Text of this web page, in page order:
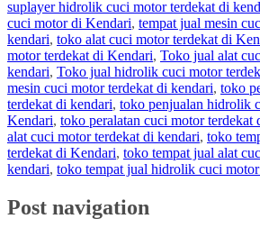
suplayer hidrolik cuci motor terdekat di
cuci motor di Kendari, tempat jual mesin
kendari, toko alat cuci motor terdekat di
motor terdekat di Kendari, Toko jual alat
kendari, Toko jual hidrolik cuci motor
mesin cuci motor terdekat di kendari, toko
terdekat di kendari, toko penjualan hidrolik
Kendari, toko peralatan cuci motor terdekat
alat cuci motor terdekat di kendari, toko
terdekat di Kendari, toko tempat jual alat
kendari, toko tempat jual hidrolik cuci
Post navigation